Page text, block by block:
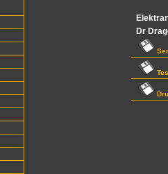
Dr